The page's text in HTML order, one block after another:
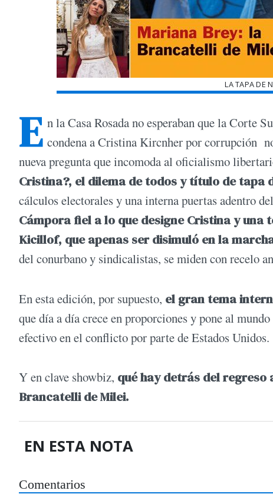
LA TAPA DE
E n la Casa Rosada no esperaban que la Corte
condena a Cristina Kircnher por corrupción
nueva pregunta que incomoda al oficialismo
Cristina?, el dilema de todos y título de tapa
cálculos electorales y una interna puertas adentro
Cámpora fiel a lo que designe Cristina y
Kicillof, que apenas ser disimuló en la
del conurbano y sindicalistas, se miden con recelo
En esta edición, por supuesto, el gran tema
que día a día crece en proporciones y pone al
efectivo en el conflicto por parte de Estados Unidos.
Y en clave showbiz, qué hay detrás del regreso
Brancatelli de Milei.
EN ESTA NOTA
Comentarios